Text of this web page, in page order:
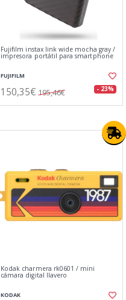
Fujifilm instax link wide mocha gray /
impresora portátil para smartphone
FUJIFILM
150,35€ 195,46€ - 23%
Kodak charmera rk0601 / mini
cámara digital llavero
KODAK